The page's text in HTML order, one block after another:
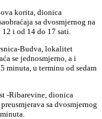
korita, dionica
sa dvosmjernog na
i od 14 do 17 sati.
Budva, lokalitet
se jednosmjerno, a i
minuta, u terminu od sedam
-Ribarevine, dionica
sa dvosmjernog